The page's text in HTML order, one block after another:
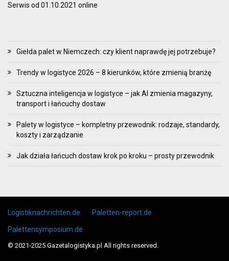
Serwis od 01.10.2021 online
Giełda palet w Niemczech: czy klient naprawdę jej potrzebuje?
Trendy w logistyce 2026 – 8 kierunków, które zmienią branżę
Sztuczna inteligencja w logistyce – jak AI zmienia magazyny,
transport i łańcuchy dostaw
Palety w logistyce – kompletny przewodnik: rodzaje, standardy,
koszty i zarządzanie
Jak działa łańcuch dostaw krok po kroku – prosty przewodnik
Skip to content
Logistiknachrichten.de Paletten-report.de
Palettensymposium.de
© 2021-2025 Gazetalogistyka.pl All rights reserved.